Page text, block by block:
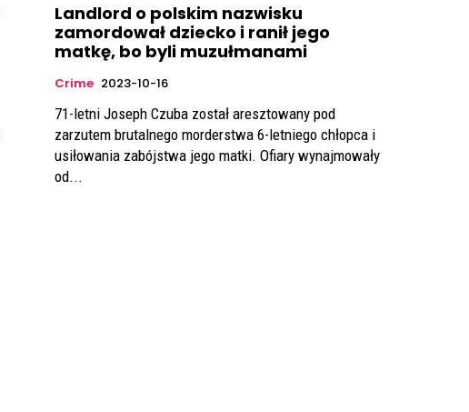
Landlord o polskim nazwisku
zamordował dziecko i ranił jego
matkę, bo byli muzułmanami
Crime 2023-10-16
71-letni Joseph Czuba został aresztowany pod
zarzutem brutalnego morderstwa 6-letniego chłopca i
usiłowania zabójstwa jego matki. Ofiary wynajmowały
od...